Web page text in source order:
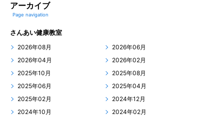
アーカイブ
Page navigation
さんあい健康教室
2026年08月
2026年06月
2026年04月
2026年02月
2025年10月
2025年08月
2025年06月
2025年04月
2025年02月
2024年12月
2024年10月
2024年02月